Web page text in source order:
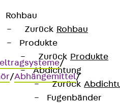
Rohbau
Zurück Rohbau
Produkte
Zurück Produkte
Abdichtung
Zurück
Fugenbänder
/
/Abhängemittel/